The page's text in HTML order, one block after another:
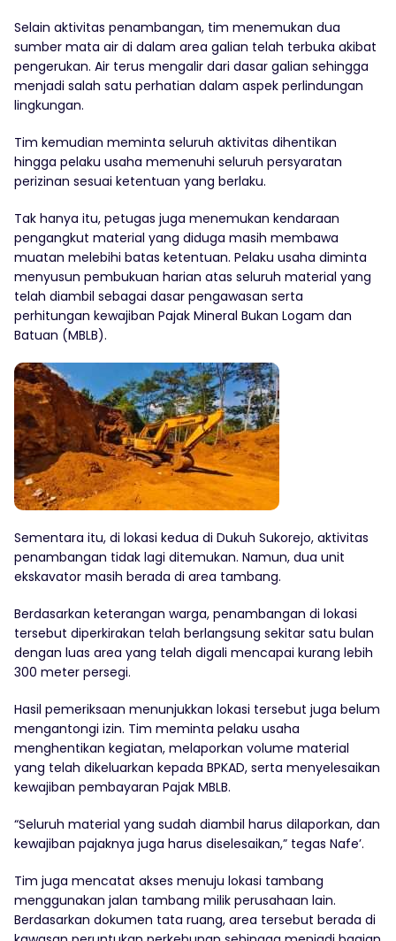
Selain aktivitas penambangan, tim menemukan dua
sumber mata air di dalam area galian telah terbuka akibat
pengerukan. Air terus mengalir dari dasar galian sehingga
menjadi salah satu perhatian dalam aspek perlindungan
lingkungan.
Tim kemudian meminta seluruh aktivitas dihentikan
hingga pelaku usaha memenuhi seluruh persyaratan
perizinan sesuai ketentuan yang berlaku.
Tak hanya itu, petugas juga menemukan kendaraan
pengangkut material yang diduga masih membawa
muatan melebihi batas ketentuan. Pelaku usaha diminta
menyusun pembukuan harian atas seluruh material yang
telah diambil sebagai dasar pengawasan serta
perhitungan kewajiban Pajak Mineral Bukan Logam dan
Batuan (MBLB).
Sementara itu, di lokasi kedua di Dukuh Sukorejo, aktivitas
penambangan tidak lagi ditemukan. Namun, dua unit
ekskavator masih berada di area tambang.
Berdasarkan keterangan warga, penambangan di lokasi
tersebut diperkirakan telah berlangsung sekitar satu bulan
dengan luas area yang telah digali mencapai kurang lebih
300 meter persegi.
Hasil pemeriksaan menunjukkan lokasi tersebut juga belum
mengantongi izin. Tim meminta pelaku usaha
menghentikan kegiatan, melaporkan volume material
yang telah dikeluarkan kepada BPKAD, serta menyelesaikan
kewajiban pembayaran Pajak MBLB.
“Seluruh material yang sudah diambil harus dilaporkan, dan
kewajiban pajaknya juga harus diselesaikan,” tegas Nafe’.
Tim juga mencatat akses menuju lokasi tambang
menggunakan jalan tambang milik perusahaan lain.
Berdasarkan dokumen tata ruang, area tersebut berada di